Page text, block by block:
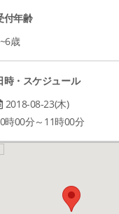
付年齢
歳
時・スケジュール
2018-08-23(木)
時00分～11時00分